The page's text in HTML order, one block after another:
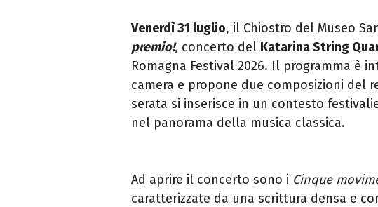
Venerdì 31 luglio, il Chiostro del Museo
premio!, concerto del Katarina String
Romagna Festival 2026. Il programma è
camera e propone due composizioni del
serata si inserisce in un contesto
nel panorama della musica classica.
Ad aprire il concerto sono i Cinque
caratterizzate da una scrittura densa e